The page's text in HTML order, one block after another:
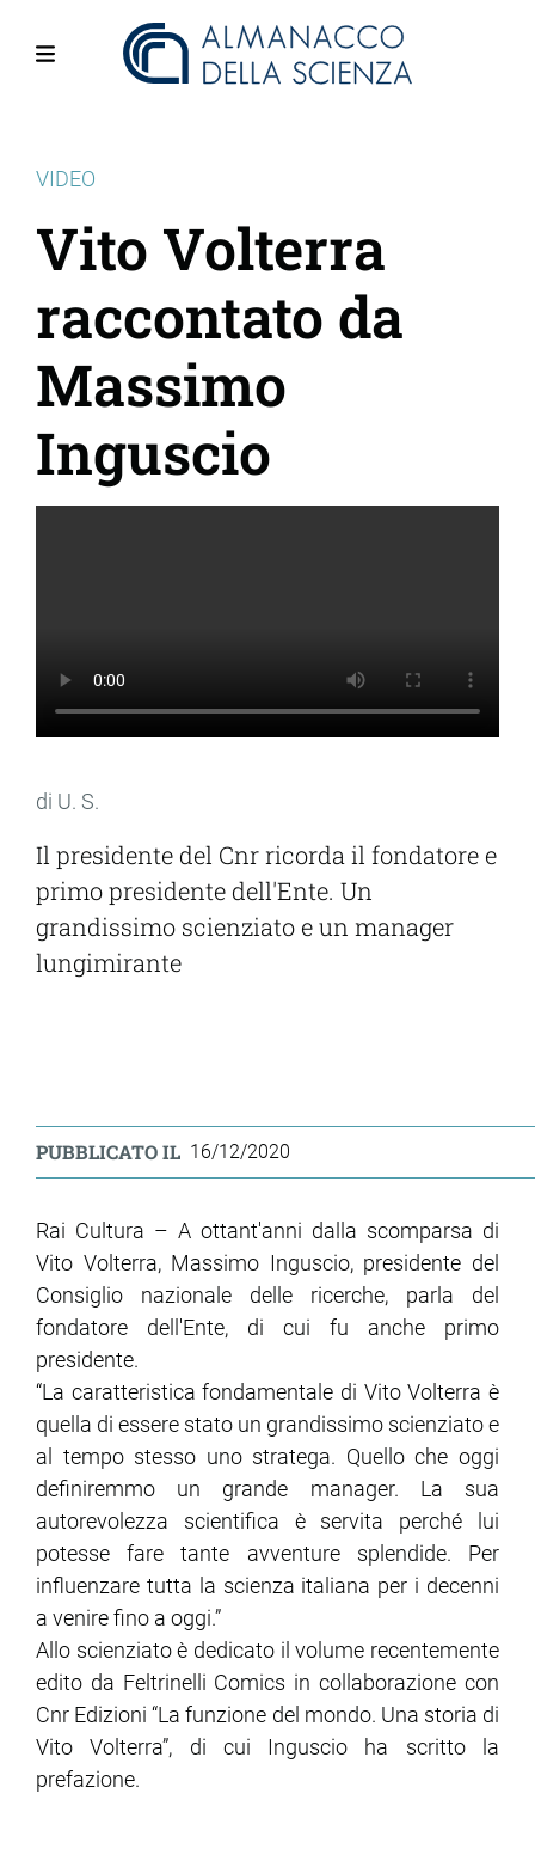
VIDEO
Vito Volterra
raccontato da
Massimo
Inguscio
di U. S.
Il presidente del Cnr ricorda il fondatore e
primo presidente dell'Ente. Un
grandissimo scienziato e un manager
lungimirante
PUBBLICATO IL 16/12/2020
Rai Cultura – A ottant'anni dalla scomparsa di
Vito Volterra, Massimo Inguscio, presidente del
Consiglio nazionale delle ricerche, parla del
fondatore dell'Ente, di cui fu anche primo
presidente.
“La caratteristica fondamentale di Vito Volterra è
quella di essere stato un grandissimo scienziato e
al tempo stesso uno stratega. Quello che oggi
definiremmo un grande manager. La sua
autorevolezza scientifica è servita perché lui
potesse fare tante avventure splendide. Per
influenzare tutta la scienza italiana per i decenni
a venire fino a oggi.”
Allo scienziato è dedicato il volume recentemente
edito da Feltrinelli Comics in collaborazione con
Cnr Edizioni “La funzione del mondo. Una storia di
Vito Volterra”, di cui Inguscio ha scritto la
prefazione.